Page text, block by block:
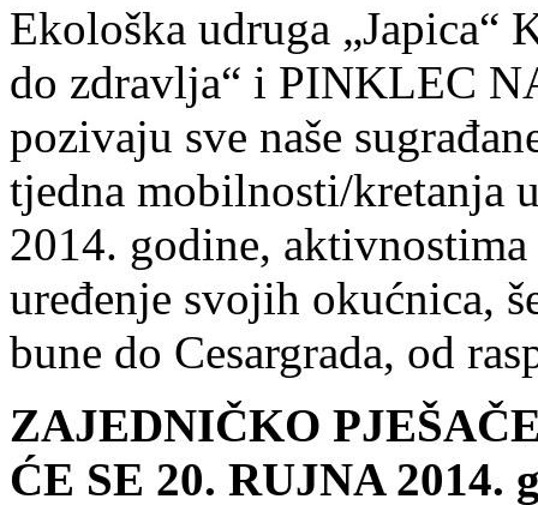
Ekološka udruga „Japica“
do zdravlja“ i PINKLEC
pozivaju sve naše
tjedna mobilnosti/kretanja
2014. godine,
uređenje svojih okućnica,
bune do Cesargrada, od
ZAJEDNIČKO
ĆE SE 20. RUJNA 2014.